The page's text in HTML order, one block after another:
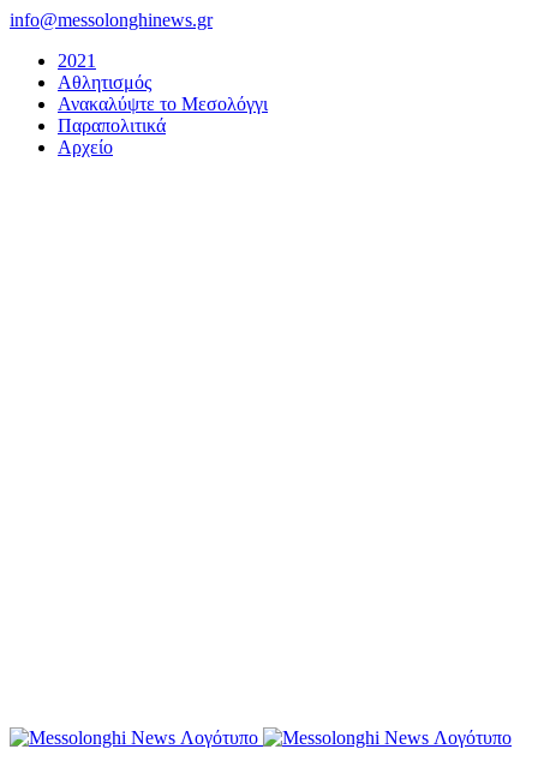
Μετάβαση
περιεχόμενο
info@messolonghinews.gr
2021
Αθλητισμός
Ανακαλύψτε το Μεσολόγγι
Παραπολιτικά
Αρχείο